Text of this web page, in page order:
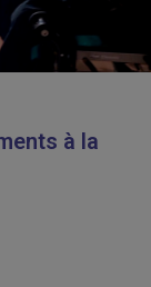
à la